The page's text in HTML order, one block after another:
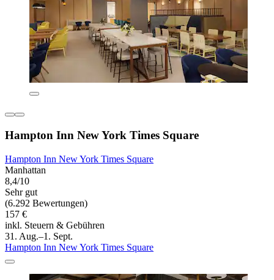
Hampton Inn New York Times Square
Hampton Inn New York Times Square
Manhattan
8,4/10
Sehr gut
(6.292 Bewertungen)
157 €
inkl. Steuern & Gebühren
31. Aug.–1. Sept.
Hampton Inn New York Times Square